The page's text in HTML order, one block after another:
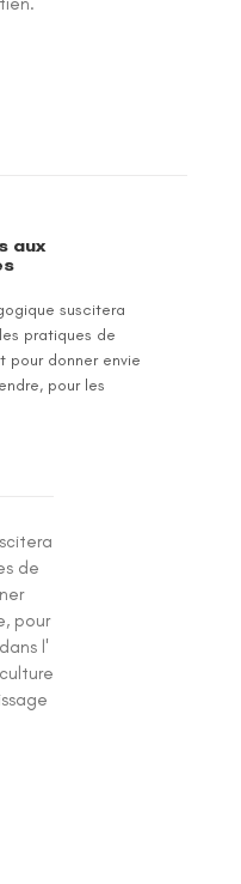
aux
suscitera
pratiques de
pour donner envie
pour les
de
pour
l'